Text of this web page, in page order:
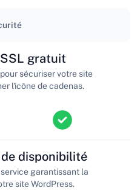
gratuit
sécuriser votre site
l'icône de cadenas.
disponibilité
garantissant la
site WordPress.